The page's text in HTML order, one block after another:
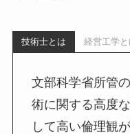
技術士とは 経営工学と
文部科学省所管
術に関する高度
して高い倫理観